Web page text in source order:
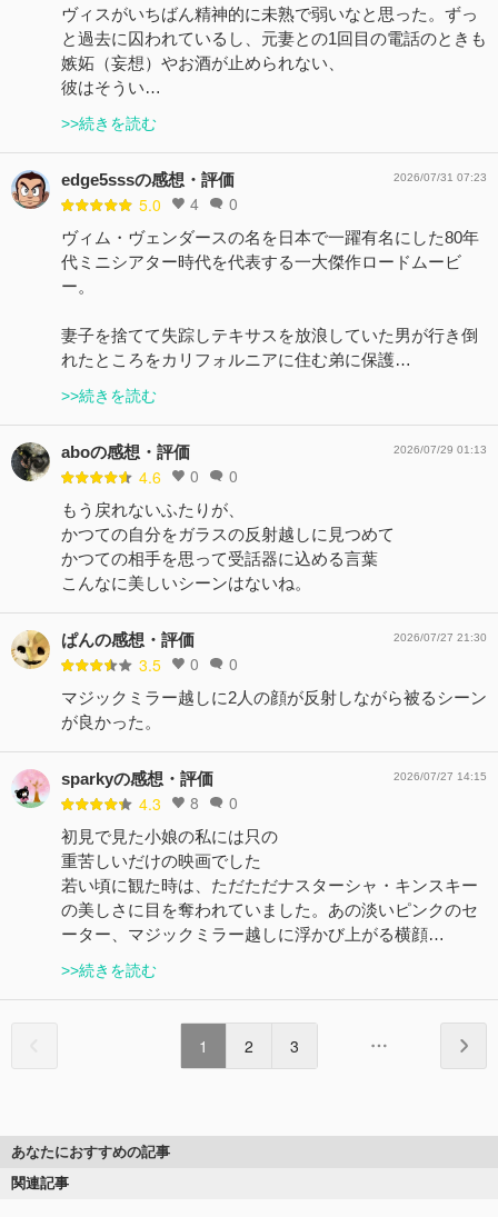
ヴィスがいちばん精神的に未熟で弱いなと思った。ずっ
と過去に囚われているし、元妻との1回目の電話のときも
嫉妬（妄想）やお酒が止められない、
彼はそうい…
>>続きを読む
edge5sssの感想・評価
5.0 4 0
2026/07/31 07:23
ヴィム・ヴェンダースの名を日本で一躍有名にした80年
代ミニシアター時代を代表する一大傑作ロードムービ
ー。
妻子を捨てて失踪しテキサスを放浪していた男が行き倒
れたところをカリフォルニアに住む弟に保護…
>>続きを読む
aboの感想・評価
4.6 0 0
2026/07/29 01:13
もう戻れないふたりが、
かつての自分をガラスの反射越しに見つめて
かつての相手を思って受話器に込める言葉
こんなに美しいシーンはないね。
ぱんの感想・評価
3.5 0 0
2026/07/27 21:30
マジックミラー越しに2人の顔が反射しながら被るシーン
が良かった。
sparkyの感想・評価
4.3 8 0
2026/07/27 14:15
初見で見た小娘の私には只の
重苦しいだけの映画でした
若い頃に観た時は、ただただナスターシャ・キンスキー
の美しさに目を奪われていました。あの淡いピンクのセ
ーター、マジックミラー越しに浮かび上がる横顔…
>>続きを読む
1 2 3
あなたにおすすめの記事
関連記事